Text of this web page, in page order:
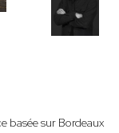
basée sur Bordeaux